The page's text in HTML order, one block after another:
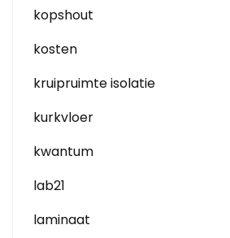
kopshout
kosten
kruipruimte isolatie
kurkvloer
kwantum
lab21
laminaat